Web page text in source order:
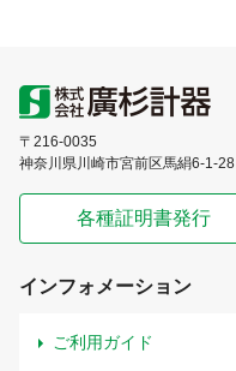
〒216-0035
神奈川県川崎市宮前区馬絹6-1-28
各種証明書発行
インフォメーション
ご利用ガイド